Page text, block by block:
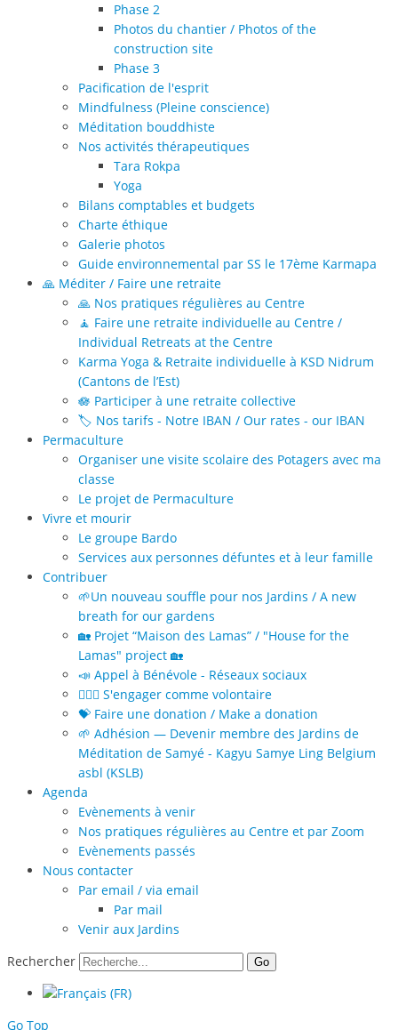
Phase 2
Photos du chantier / Photos of the
construction site
Phase 3
Pacification de l'esprit
Mindfulness (Pleine conscience)
Méditation bouddhiste
Nos activités thérapeutiques
Tara Rokpa
Yoga
Bilans comptables et budgets
Charte éthique
Galerie photos
Guide environnemental par SS le 17ème Karmapa
🙏 Méditer / Faire une retraite
🙏 Nos pratiques régulières au Centre
🧘 Faire une retraite individuelle au Centre /
Individual Retreats at the Centre
Karma Yoga & Retraite individuelle à KSD Nidrum
(Cantons de l’Est)
🪷 Participer à une retraite collective
🏷️ Nos tarifs - Notre IBAN / Our rates - our IBAN
Permaculture
Organiser une visite scolaire des Potagers avec ma
classe
Le projet de Permaculture
Vivre et mourir
Le groupe Bardo
Services aux personnes défuntes et à leur famille
Contribuer
🌱Un nouveau souffle pour nos Jardins / A new
breath for our gardens
🏡 Projet “Maison des Lamas” / "House for the
Lamas" project 🏡
📣 Appel à Bénévole - Réseaux sociaux
🙋🏻‍♀️ S'engager comme volontaire
💝 Faire une donation / Make a donation
🌱 Adhésion — Devenir membre des Jardins de
Méditation de Samyé - Kagyu Samye Ling Belgium
asbl (KSLB)
Agenda
Evènements à venir
Nos pratiques régulières au Centre et par Zoom
Evènements passés
Nous contacter
Par email / via email
Par mail
Venir aux Jardins
Rechercher
Go
Go Top